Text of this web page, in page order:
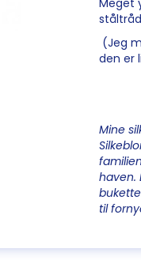
Meget
(Jeg
den er
Mine
haven.
til